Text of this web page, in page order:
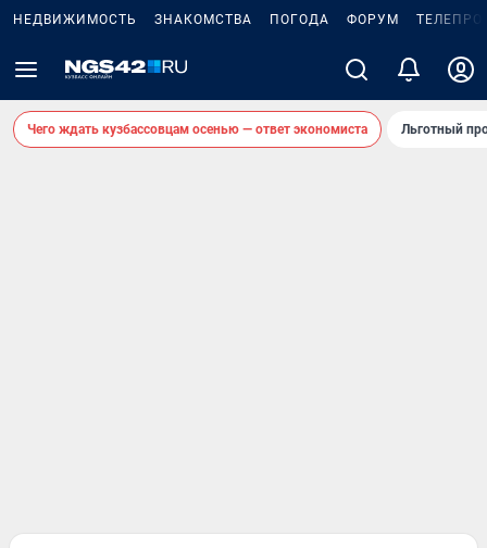
НЕДВИЖИМОСТЬ ЗНАКОМСТВА ПОГОДА ФОРУМ
Чего ждать кузбассовцам осенью — ответ экономиста Льготный